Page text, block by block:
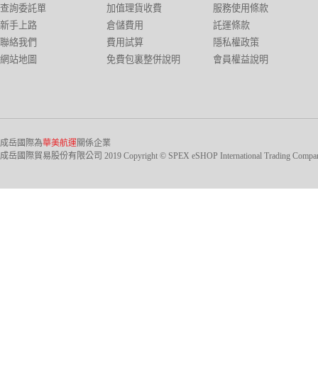
查詢委託單
新手上路
聯絡我們
網站地圖
加值理貨收費
倉儲費用
費用試算
免費包裏整併說明
服務使用條款
託運條款
隱私權政策
會員權益說明
成岳國際為華美航運關係企業
成岳國際貿易股份有限公司 2019 Copyright © SPEX eSHOP International Trading